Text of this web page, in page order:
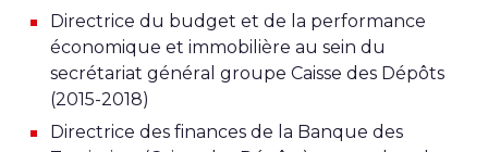
Directrice du budget et de la performance
économique et immobilière au sein du
secrétariat général groupe Caisse des Dépôts
(2015-2018)
Directrice des finances de la Banque des